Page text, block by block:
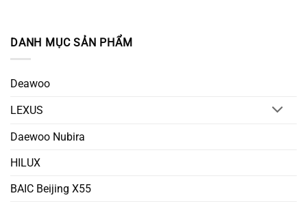
DANH MỤC SẢN PHẨM
Deawoo
LEXUS
Daewoo Nubira
HILUX
BAIC Beijing X55